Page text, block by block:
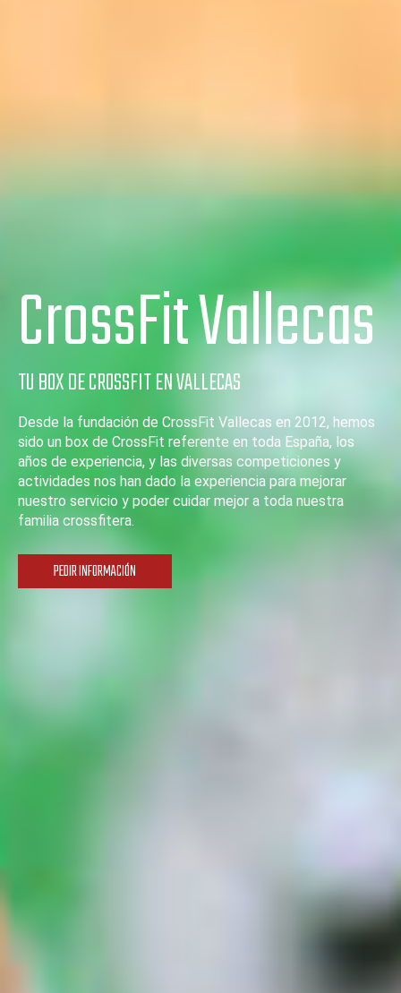
CrossFit Vallecas
TU BOX DE CROSSFIT EN VALLECAS
Desde la fundación de CrossFit Vallecas en 2012, hemos
sido un box de CrossFit referente en toda España, los
años de experiencia, y las diversas competiciones y
actividades nos han dado la experiencia para mejorar
nuestro servicio y poder cuidar mejor a toda nuestra
familia crossfitera.
PEDIR INFORMACIÓN